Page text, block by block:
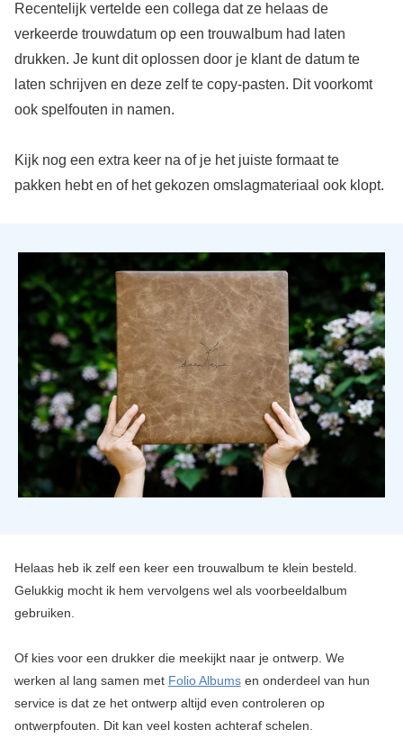
Recentelijk vertelde een collega dat ze helaas de
verkeerde trouwdatum op een trouwalbum had laten
drukken. Je kunt dit oplossen door je klant de datum te
laten schrijven en deze zelf te copy-pasten. Dit voorkomt
ook spelfouten in namen.
Kijk nog een extra keer na of je het juiste formaat te
pakken hebt en of het gekozen omslagmateriaal ook klopt.
Helaas heb ik zelf een keer een trouwalbum te klein besteld.
Gelukkig mocht ik hem vervolgens wel als voorbeeldalbum
gebruiken.
Of kies voor een drukker die meekijkt naar je ontwerp. We
werken al lang samen met Folio Albumsen onderdeel van hun
service is dat ze het ontwerp altijd even controleren op
ontwerpfouten. Dit kan veel kosten achteraf schelen.